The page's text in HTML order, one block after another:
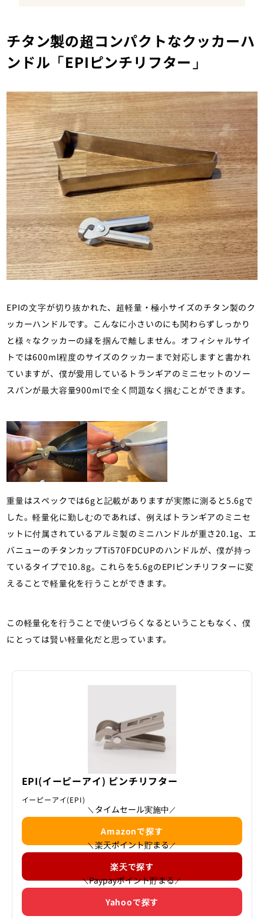
チタン製の超コンパクトなクッカーハ
ンドル「EPIピンチリフター」
EPIの文字が切り抜かれた、超軽量・極小サイズのチタン製のク
ッカーハンドルです。こんなに小さいのにも関わらずしっかり
と様々なクッカーの縁を掴んで離しません。オフィシャルサイ
トでは600ml程度のサイズのクッカーまで対応しますと書かれ
ていますが、僕が愛用しているトランギアのミニセットのソー
スパンが最大容量900mlで全く問題なく掴むことができます。
重量はスペックでは6gと記載がありますが実際に測ると5.6gで
した。軽量化に勤しむのであれば、例えばトランギアのミニセ
ットに付属されているアルミ製のミニハンドルが重さ20.1g、エ
バニューのチタンカップTi570FDCUPのハンドルが、僕が持っ
ているタイプで10.8g。これらを5.6gのEPIピンチリフターに変
えることで軽量化を行うことができます。
この軽量化を行うことで使いづらくなるということもなく、僕
にとっては賢い軽量化だと思っています。
EPI(イーピーアイ) ピンチリフター
イーピーアイ(EPI)
＼ タイムセール実施中 ／
Amazonで探す
＼楽天ポイント貯まる／
楽天で探す
＼Paypayポイント貯まる／
Yahooで探す